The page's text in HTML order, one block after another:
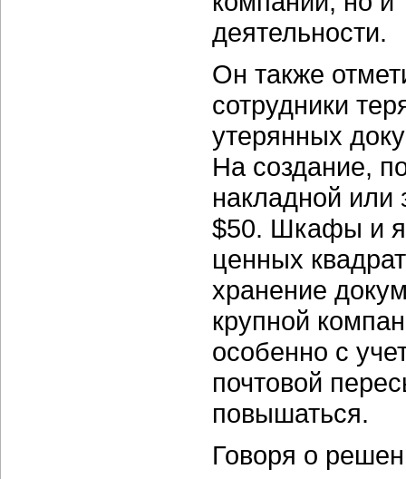
деятельности.
Он также
сотрудники
утерянных
На создание,
накладной или
$50. Шкафы и
ценных
хранение
крупной
особенно с
почтовой
повышаться.
Говоря о